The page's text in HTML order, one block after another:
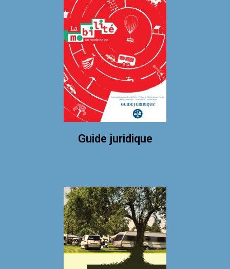
Guide juridique